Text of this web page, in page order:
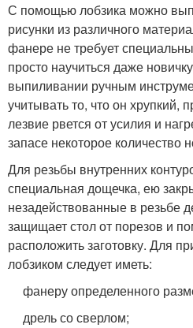
С помощью лобзика можно
рисунки из различного
фанере не требует
просто научиться даже
выпиливании ручным
учитывать то, что он хрупкий,
лезвие рвется от усилия и
запасе некоторое количество
Для резьбы внутренних
специальная дощечка, ею
незадействованные в резьбе
защищает стол от порезов и
расположить заготовку. Для
лобзиком следует иметь:
фанеру определенного
дрель со сверлом;